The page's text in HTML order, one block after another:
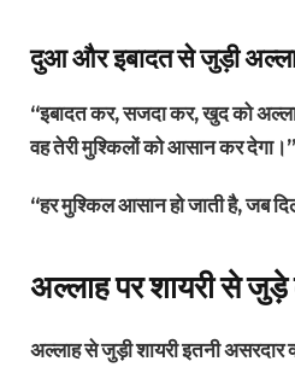
दुआ और इबादत से जुड़ी
“इबादत कर, सजदा कर, खुद को
वह तेरी मुश्किलों को आसान कर देगा।”
“हर मुश्किल आसान हो जाती है, जब
अल्लाह पर शायरी से
अल्लाह से जुड़ी शायरी इतनी असरदार